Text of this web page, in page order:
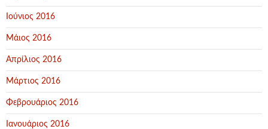
Ιούνιος 2016
Μάιος 2016
Απρίλιος 2016
Μάρτιος 2016
Φεβρουάριος 2016
Ιανουάριος 2016